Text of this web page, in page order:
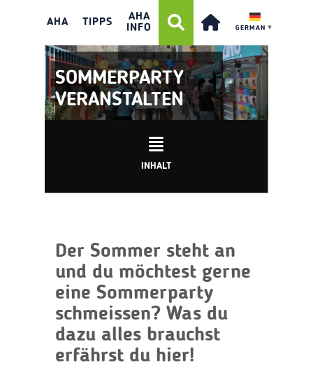
AHA TIPPS
AHA
INFO
GERMAN ▼
SOMMERPARTY
VERANSTALTEN
INHALT
Der Sommer steht an
und du möchtest gerne
eine Sommerparty
schmeissen? Was du
dazu alles brauchst
erfährst du hier!